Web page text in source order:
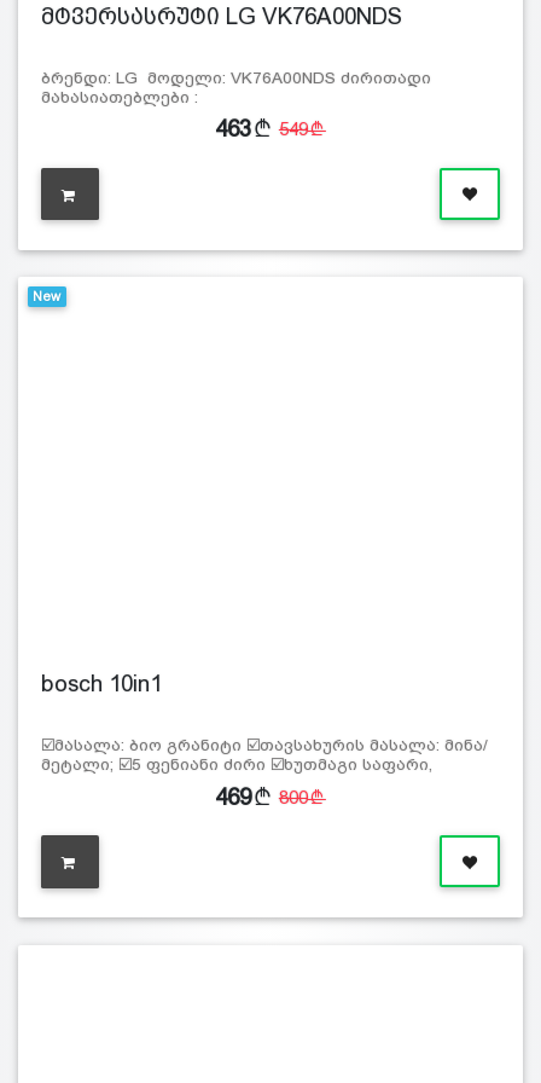
მტვერსასრუტი LG VK76A00NDS
ბრენდი: LG მოდელი: VK76A00NDS ძირითადი
მახასიათებლები :
463 549
New
bosch 10in1
☑️მასალა: ბიო გრანიტი ☑️თავსახურის მასალა: მინა/
მეტალი; ☑️5 ფენიანი ძირი ☑️ხუთმაგი საფარი,
469 800